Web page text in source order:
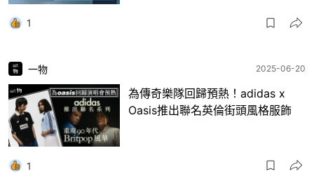
1
一物 2025-06-20
為傳奇樂隊回歸預熱！adidas x
Oasis推出聯名英倫街頭風格服飾
1